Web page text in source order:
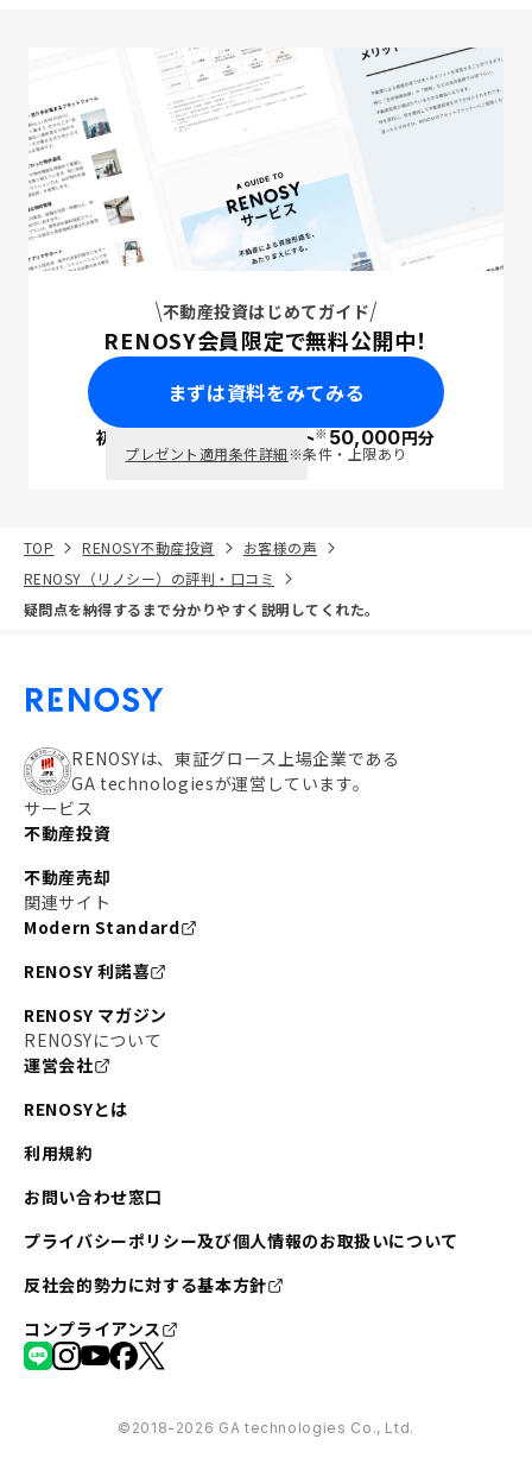
不動産投資はじめてガイド
RENOSY会員限定で無料公開中！
まずは資料をみてみる
初回面談で ポイント※50,000円分
プレゼント適用条件詳細※条件・上限あり
TOP RENOSY不動産投資
お客様の声
RENOSY（リノシー）の評判・口コミ
疑問点を納得するまで分かりやすく説明してくれた。
RENOSYは、東証グロース上場企業である
GA technologiesが運営しています。
サービス
不動産投資
不動産売却
関連サイト
Modern Standard
RENOSY 利諾喜
RENOSY マガジン
RENOSYについて
運営会社
RENOSYとは
利用規約
お問い合わせ窓口
プライバシーポリシー及び個人情報のお取扱いについて
反社会的勢力に対する基本方針
コンプライアンス
©︎2018-2026 GA technologies Co., Ltd.